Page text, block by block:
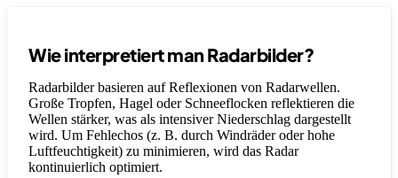
Wie interpretiert man Radarbilder?
Radarbilder basieren auf Reflexionen von Radarwellen.
Große Tropfen, Hagel oder Schneeflocken reflektieren die
Wellen stärker, was als intensiver Niederschlag dargestellt
wird. Um Fehlechos (z. B. durch Windräder oder hohe
Luftfeuchtigkeit) zu minimieren, wird das Radar
kontinuierlich optimiert.